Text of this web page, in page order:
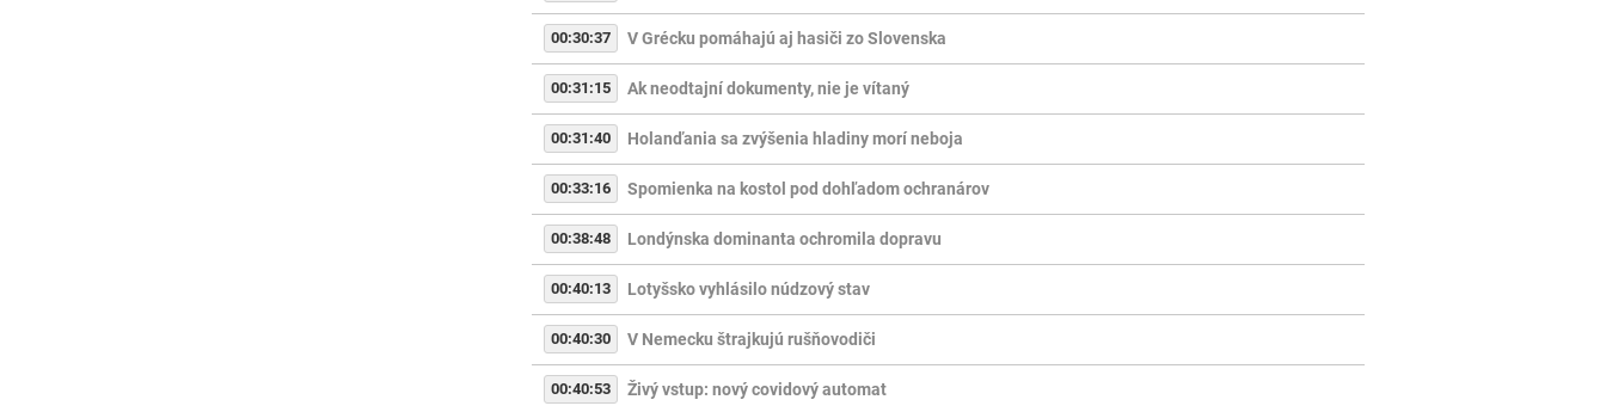
00:30:37 V Grécku pomáhajú aj hasiči zo Slovenska
00:31:15 Ak neodtajní dokumenty, nie je vítaný
00:31:40 Holanďania sa zvýšenia hladiny morí neboja
00:33:16 Spomienka na kostol pod dohľadom ochranárov
00:38:48 Londýnska dominanta ochromila dopravu
00:40:13 Lotyšsko vyhlásilo núdzový stav
00:40:30 V Nemecku štrajkujú rušňovodiči
00:40:53 Živý vstup: nový covidový automat